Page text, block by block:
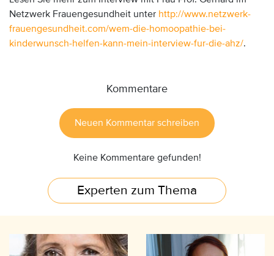
Netzwerk Frauengesundheit unter http://www.netzwerk-
frauengesundheit.com/wem-die-homoopathie-bei-
kinderwunsch-helfen-kann-mein-interview-fur-die-ahz/.
Kommentare
Neuen Kommentar schreiben
Keine Kommentare gefunden!
Experten zum Thema